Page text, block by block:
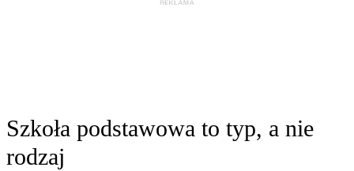
Szkoła podstawowa to typ, a nie
rodzaj